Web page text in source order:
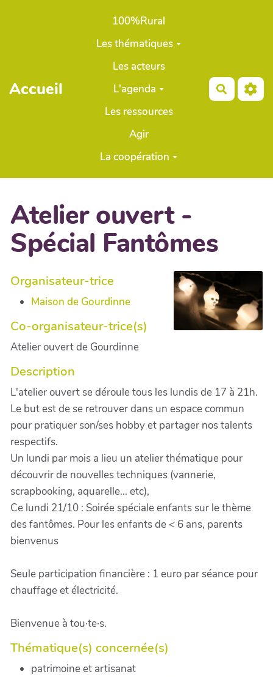
Aller au contenu principal
Accueil
100%Rural
Les thématiques
Les acteurs
L'agenda
Les ressources
Agir
La coopération
Atelier ouvert -
Spécial Fantômes
Organisateur-trice
Maison de Gourdinne
Co-organisateur-trice(s)
Atelier ouvert de Gourdinne
Description
L'atelier ouvert se déroule tous les lundis de 17 à 21h.
Le but est de se retrouver dans un espace commun
pour pratiquer son/ses hobby et partager nos talents
respectifs.
Un lundi par mois a lieu un atelier thématique pour
découvrir de nouvelles techniques (vannerie,
scrapbooking, aquarelle... etc),
Ce lundi 21/10 : Soirée spéciale enfants sur le thème
des fantômes. Pour les enfants de < 6 ans, parents
bienvenus
Seule participation financière : 1 euro par séance pour
chauffage et électricité.
Bienvenue à tou·te·s.
Thématique(s) concernée(s)
patrimoine et artisanat